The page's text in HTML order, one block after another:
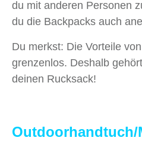
du mit anderen Personen
du die Backpacks auch
Du merkst: Die Vorteile
grenzenlos. Deshalb
deinen Rucksack!